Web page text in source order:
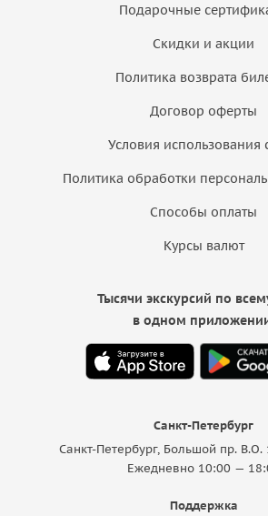
Подарочные
Скидки и акции
Политика возврата
Договор оферты
Условия использования
Политика обработки
Способы оплаты
Курсы валют
Санкт-Петербург
Санкт-Петербург, Большой пр.
Ежедневно 10:00 —
Поддержка
Тысячи экскурсий по
в одном